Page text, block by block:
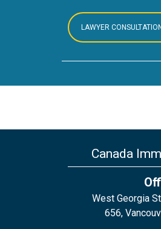
LAWYER CONSULTATION
Canada
1500 West
656,